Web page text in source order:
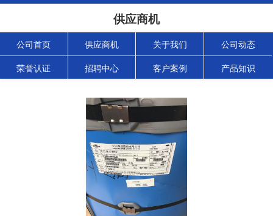
供应商机
公司首页 供应商机 关于我们 公司动态
荣誉认证 招聘中心 客户案例 产品知识